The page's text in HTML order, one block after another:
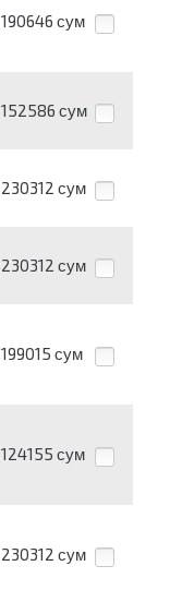
190646 сум
152586 сум
230312 сум
230312 сум
199015 сум
124155 сум
230312 сум